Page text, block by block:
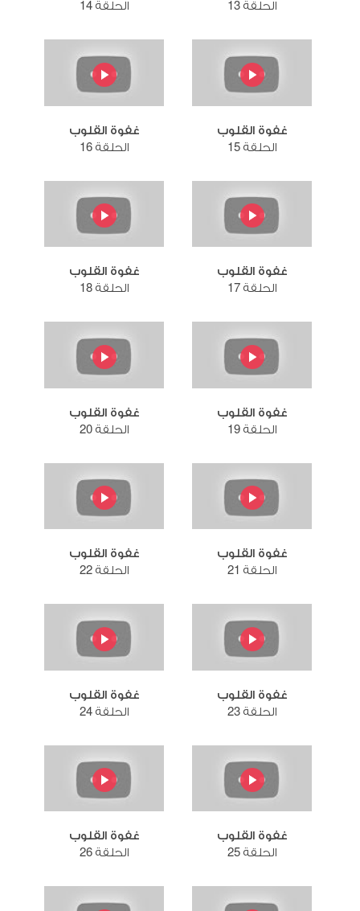
الحلقة 13 الحلقة 14
غفوة القلوب
الحلقة 15
غفوة القلوب
الحلقة 16
غفوة القلوب
الحلقة 17
غفوة القلوب
الحلقة 18
غفوة القلوب
الحلقة 19
غفوة القلوب
الحلقة 20
غفوة القلوب
الحلقة 21
غفوة القلوب
الحلقة 22
غفوة القلوب
الحلقة 23
غفوة القلوب
الحلقة 24
غفوة القلوب
الحلقة 25
غفوة القلوب
الحلقة 26